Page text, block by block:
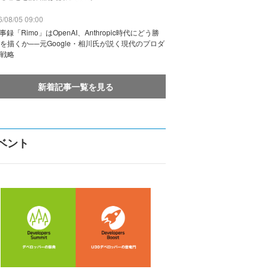
08/05 09:00
録「Rimo」はOpenAI、Anthropic時代にどう勝
描くか──元Google・相川氏が説く現代のプロダ
略
新着記事一覧を見る
ント